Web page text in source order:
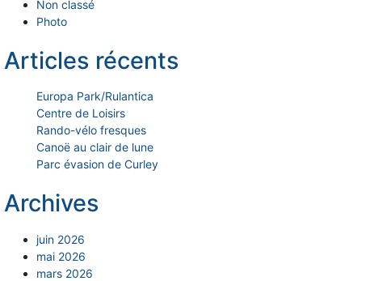
Non classé
Photo
Articles récents
Europa Park/Rulantica
Centre de Loisirs
Rando-vélo fresques
Canoë au clair de lune
Parc évasion de Curley
Archives
juin 2026
mai 2026
mars 2026